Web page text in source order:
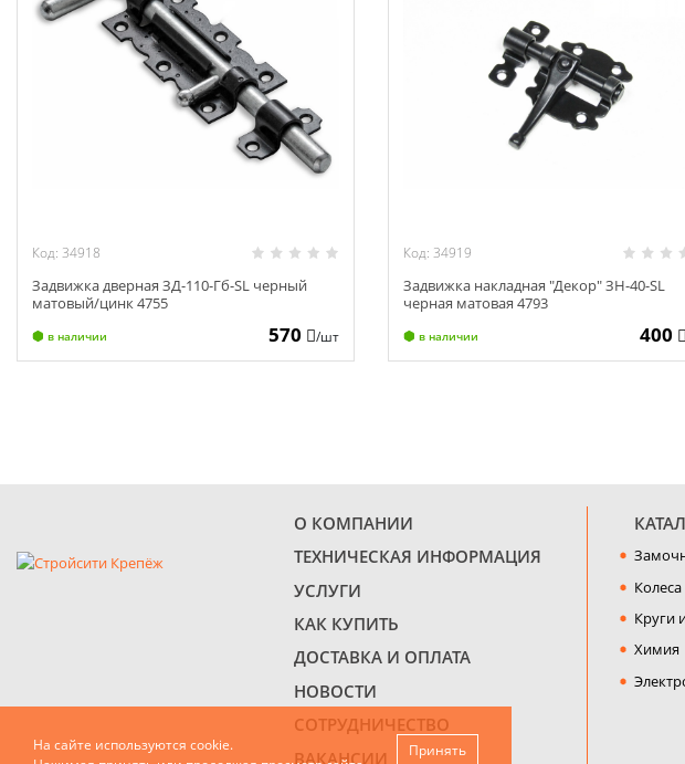
Код: 34918
Задвижка дверная ЗД-110-Гб-SL черный
матовый/цинк 4755
в наличии 570 /шт
Код: 34919
Задвижка накладная "Декор" ЗН-40-SL
черная матовая 4793
в наличии 400
О КОМПАНИИ
ТЕХНИЧЕСКАЯ ИНФОРМАЦИЯ
УСЛУГИ
КАК КУПИТЬ
ДОСТАВКА И ОПЛАТА
НОВОСТИ
СОТРУДНИЧЕСТВО
ВАКАНСИИ
Колеса
Круги
Химия
На сайте используются cookie.
Принять